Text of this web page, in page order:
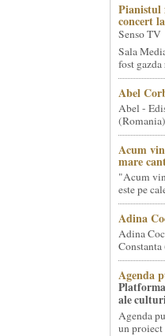
Pianistul
concert
Senso TV
Sala
fost
Abel
Abel -
Acum
mare
"Acum
este pe
Adina
Adina
Agenda
ale
Agenda
un proiect